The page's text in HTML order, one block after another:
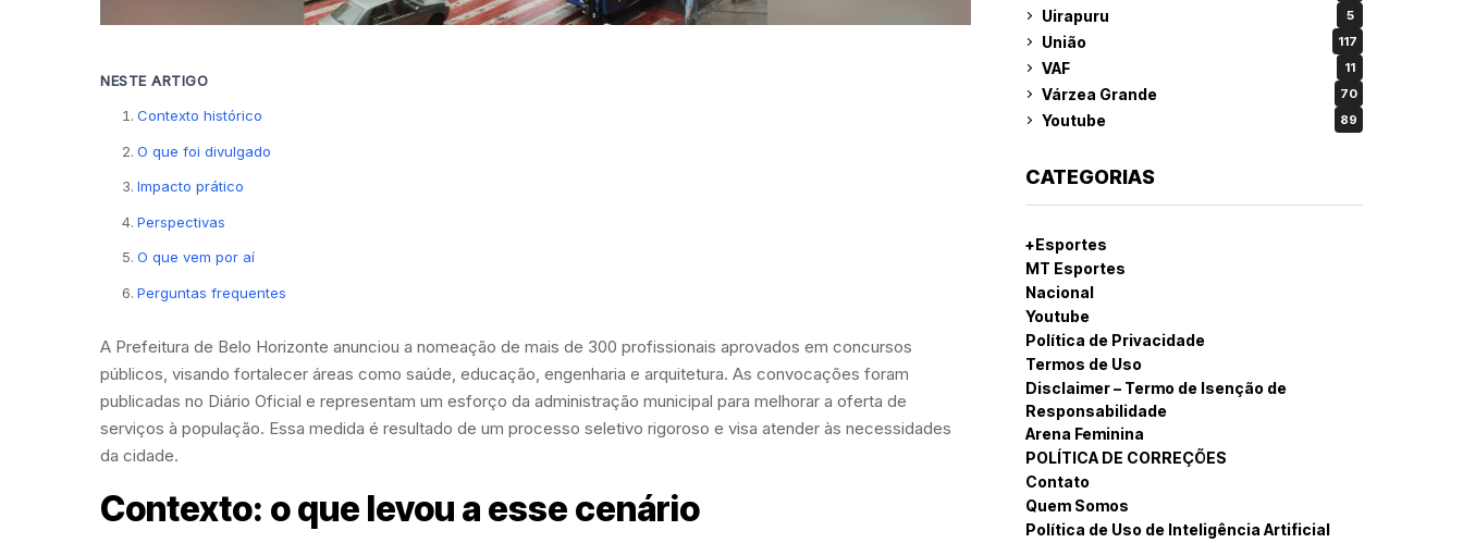
NESTE ARTIGO
Contexto histórico
O que foi divulgado
Impacto prático
Perspectivas
O que vem por aí
Perguntas frequentes
A Prefeitura de Belo Horizonte anunciou a nomeação de mais de 300 profissionais aprovados em concursos
públicos, visando fortalecer áreas como saúde, educação, engenharia e arquitetura. As convocações foram
publicadas no Diário Oficial e representam um esforço da administração municipal para melhorar a oferta de
serviços à população. Essa medida é resultado de um processo seletivo rigoroso e visa atender às necessidades
da cidade.
Contexto: o que levou a esse cenário
Uirapuru 5
União 117
VAF 11
Várzea Grande 70
Youtube 89
CATEGORIAS
+Esportes
MT Esportes
Nacional
Youtube
Política de Privacidade
Termos de Uso
Disclaimer – Termo de Isenção de
Responsabilidade
Arena Feminina
POLÍTICA DE CORREÇÕES
Contato
Quem Somos
Política de Uso de Inteligência Artificial